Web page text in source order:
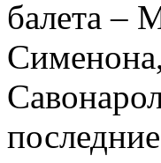
балета –